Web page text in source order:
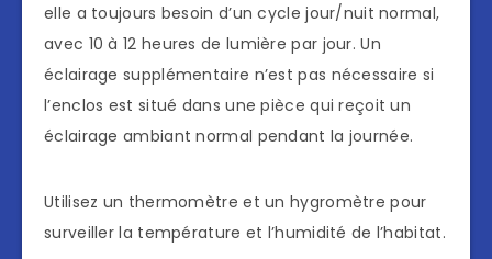
elle a toujours besoin d’un cycle jour/nuit normal,
avec 10 à 12 heures de lumière par jour. Un
éclairage supplémentaire n’est pas nécessaire si
l’enclos est situé dans une pièce qui reçoit un
éclairage ambiant normal pendant la journée.
Utilisez un thermomètre et un hygromètre pour
surveiller la température et l’humidité de l’habitat.